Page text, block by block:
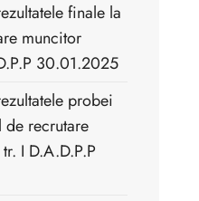
finale la
muncitor
30.01.2025
probei
de recrutare
I D.A.D.P.P